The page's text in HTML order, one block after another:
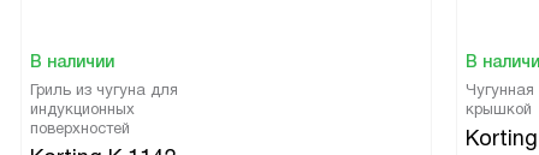
В наличии
Гриль из чугуна для
индукционных
поверхностей
В
крышкой